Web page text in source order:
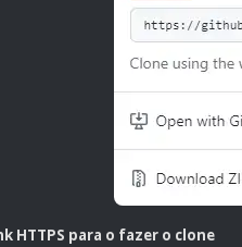
HTTPS para o fazer o clone